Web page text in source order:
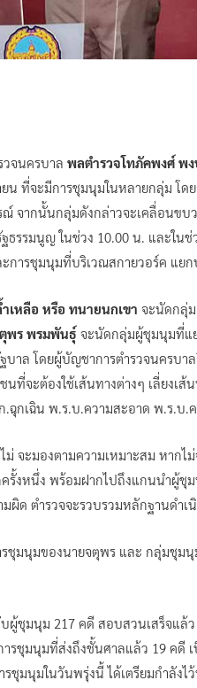
จนครบาล พลตำรวจโทภัคพงศ์ พ
ที่จะมีการชุมนุมในหลายกลุ่ม โด
จากนั้นกลุ่มดังกล่าวจะเคลื่อนข
รรมนูญ ในช่วง 10.00 น. และใน
การชุมนุมที่บริเวณสกายวอร์ค แย
เหลือ หรือ ทนายนกเขา จะนัดกลุ่
พร พรมพันธุ์ จะนัดกลุ่มผู้ชุมนุมที่แ
าล โดยผู้บัญชาการตำรวจนครบา
ที่จะต้องใช้เส้นทางต่างๆ เลี่ยงเ
กเฉิน พ.ร.บ.ความสะอาด พ.ร.บ.
ม่ จะมองตามความเหมาะสม หาก
งหนึ่ง พร้อมฝากไปถึงแกนนำผู้ชุ
ผิด ตำรวจจะรวบรวมหลักฐานดำเ
ชุมนุมของนายจตุพร และ กลุ่มชุม
ผู้ชุมนุม 217 คดี สอบสวนเสร็จแล้
รชุมนุมที่ส่งถึงชั้นศาลแล้ว 19 คดี
ชุมนุมในวันพรุ่งนี้ ได้เตรียมกำลัง